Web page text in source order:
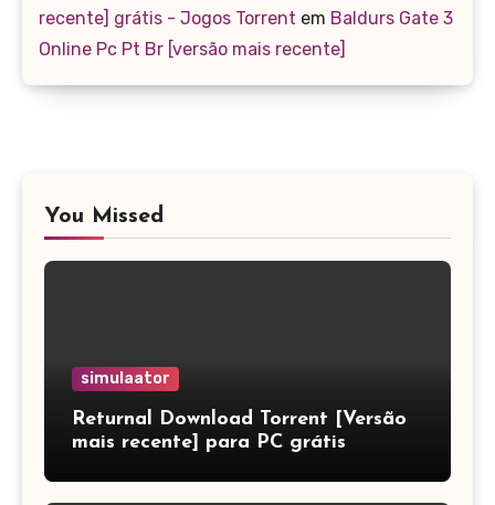
recente] grátis - Jogos Torrent em Baldurs Gate 3
Online Pc Pt Br [versão mais recente]
You Missed
simulaator
Returnal Download Torrent [Versão
mais recente] para PC grátis